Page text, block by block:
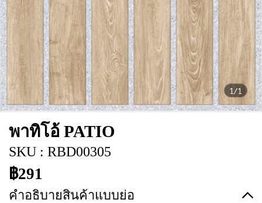
1/1
พาทิโอ้ PATIO
SKU : RBD00305
฿291
คำอธิบายสินค้าแบบย่อ